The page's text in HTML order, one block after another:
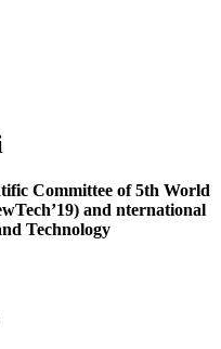
Committee of 5th World
and nternational
Technology